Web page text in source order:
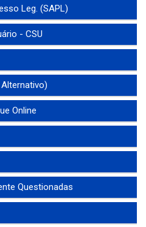
Leg. (SAPL)
- CSU
Online
Questionadas